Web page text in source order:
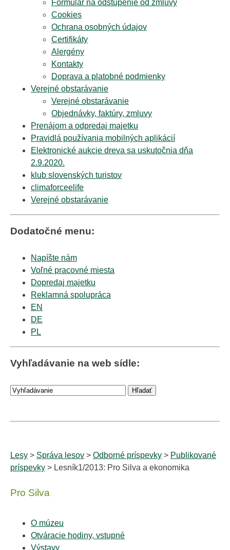
Formulár na odstúpenie od zmluvy
Cookies
Ochrana osobných údajov
Certifikáty
Alergény
Kontakty
Doprava a platobné podmienky
Verejné obstarávanie
Verejné obstarávanie
Objednávky, faktúry, zmluvy
Prenájom a odpredaj majetku
Pravidlá používania mobilných aplikácií
Elektronické aukcie dreva sa uskutočnia dňa
2.9.2020.
klub slovenských turistov
climaforceelife
Verejné obstarávanie
Dodatočné menu:
Napíšte nám
Voľné pracovné miesta
Dopredaj majetku
Reklamná spolupráca
EN
DE
PL
Vyhľadávanie na web sídle:
Lesy > Správa lesov > Odborné príspevky > Publikované
príspevky > Lesník1/2013: Pro Silva a ekonomika
Pro Silva
O múzeu
Otváracie hodiny, vstupné
Výstavy